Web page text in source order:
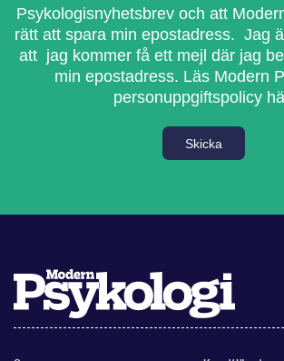
Psykologisnyhetsbrev och att
rätt att spara min epostadress. Jag
att jag kommer få ett mejl där jag
min epostadress. Läs Modern
personuppgiftspolicy
Skicka